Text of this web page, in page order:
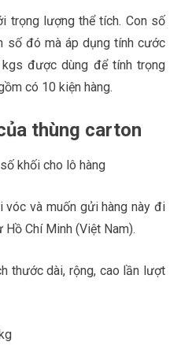
trọng lượng thể tích. Con số
số đó mà áp dụng tính cước
kgs được dùng để tính trọng
có 10 kiện hàng.
thùng carton
khối cho lô hàng
vóc và muốn gửi hàng này đi
Hồ Chí Minh (Việt Nam).
thước dài, rộng, cao lần lượt